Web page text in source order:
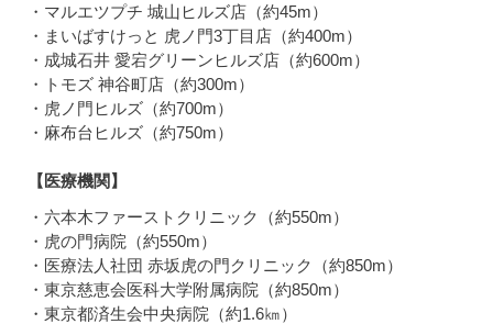
・マルエツプチ 城山ヒルズ店（約45m）
・まいばすけっと 虎ノ門3丁目店（約400m）
・成城石井 愛宕グリーンヒルズ店（約600m）
・トモズ 神谷町店（約300m）
・虎ノ門ヒルズ（約700m）
・麻布台ヒルズ（約750m）
【医療機関】
・六本木ファーストクリニック（約550m）
・虎の門病院（約550m）
・医療法人社団 赤坂虎の門クリニック（約850m）
・東京慈恵会医科大学附属病院（約850m）
・東京都済生会中央病院（約1.6㎞）